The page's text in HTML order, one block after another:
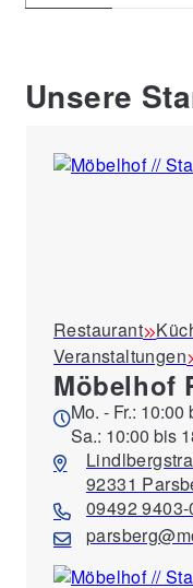
Unsere
Restaurant
Veranstaltungen
Möbelhof
Mo. - Fr.:
Sa.: 10:00 bis
92331
09492 9403-